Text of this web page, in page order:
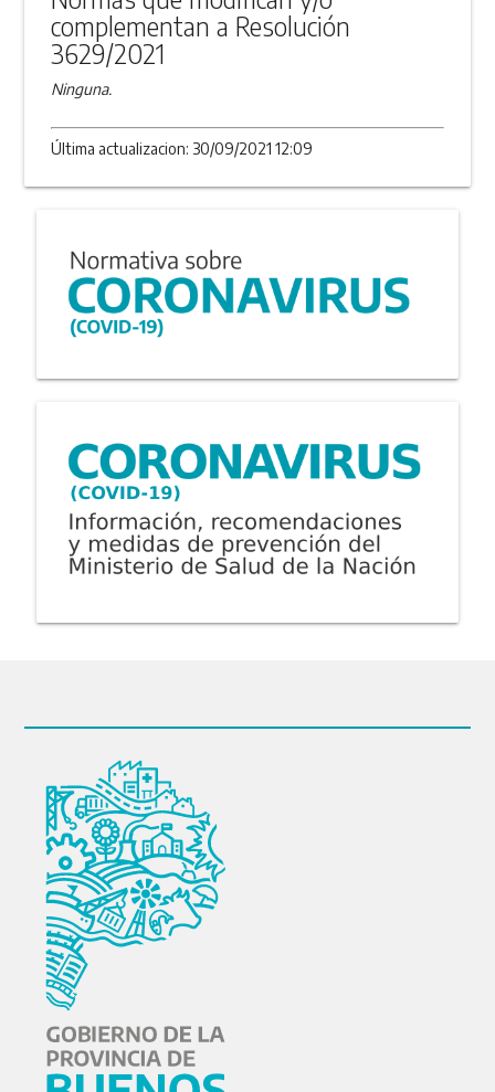
complementan a Resolución
3629/2021
Ninguna.
Última actualizacion: 30/09/2021 12:09